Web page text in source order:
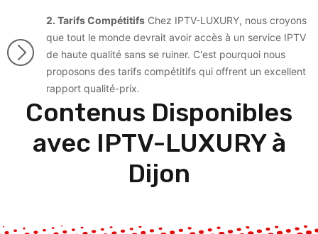
2. Tarifs Compétitifs Chez IPTV-LUXURY, nous croyons
que tout le monde devrait avoir accès à un service IPTV
de haute qualité sans se ruiner. C'est pourquoi nous
proposons des tarifs compétitifs qui offrent un excellent
rapport qualité-prix.
Contenus Disponibles
avec IPTV-LUXURY à
Dijon